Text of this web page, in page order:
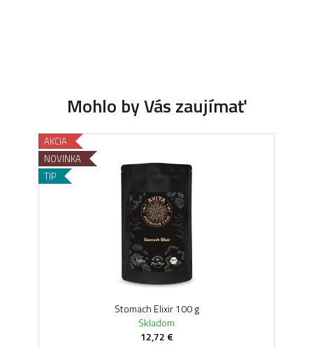
AKCIA
NOVINKA
TIP
Stomach Elixir 100 g
Skladom
12,72 €